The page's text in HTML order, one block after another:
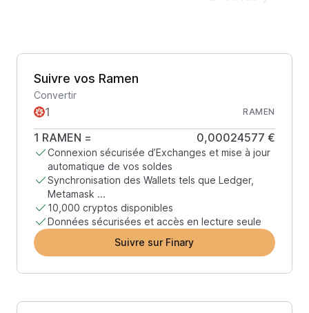
Suivre vos Ramen
Convertir
RAMEN
1 RAMEN = 0,00024577 €
Connexion sécurisée d’Exchanges et mise à jour
automatique de vos soldes
Synchronisation des Wallets tels que Ledger,
Metamask ...
10,000 cryptos disponibles
Données sécurisées et accès en lecture seule
Suivre sur Finary